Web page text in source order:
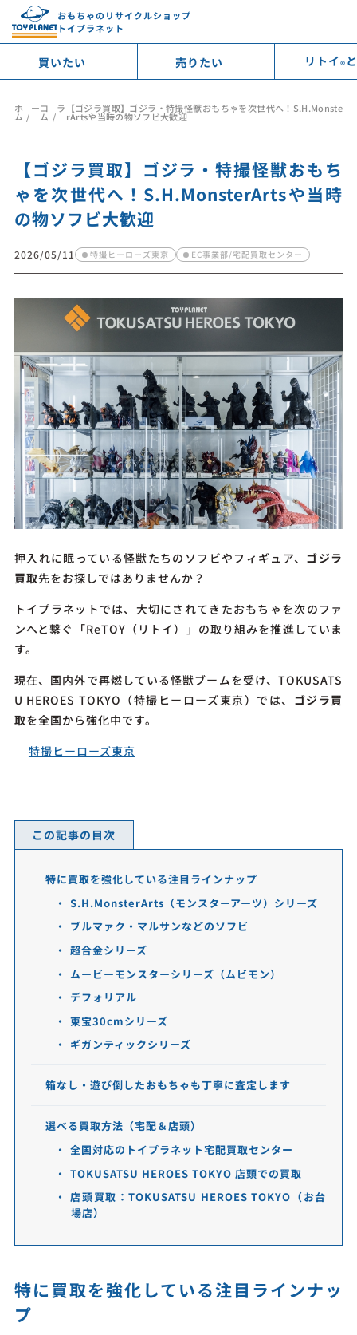
おもちゃのリサイクルショップ
トイプラネット
買いたい 売りたい リトイ®︎
ホー
ム
コラ
ム
【ゴジラ買取】ゴジラ・特撮怪獣おもちゃを次世代へ！S.H.Monste
rArtsや当時の物ソフビ大歓迎
【ゴジラ買取】ゴジラ・特撮怪獣おもち
ゃを次世代へ！S.H.MonsterArtsや当時
の物ソフビ大歓迎
2026/05/11 特撮ヒーローズ東京 EC事業部/宅配買取センター
押入れに眠っている怪獣たちのソフビやフィギュア、 ゴジラ
買取先をお探しではありませんか？
トイプラネットでは、大切にされてきたおもちゃを次のファ
ンへと繋ぐ「ReTOY（リトイ）」の取り組みを推進していま
す。
現在、国内外で再燃している怪獣ブームを受け、TOKUSATS
U HEROES TOKYO（特撮ヒーローズ東京）では、 ゴジラ買
取を全国から強化中です。
特撮ヒーローズ東京
この記事の目次
特に買取を強化している注目ラインナップ
S.H.MonsterArts（モンスターアーツ）シリーズ
ブルマァク・マルサンなどのソフビ
超合金シリーズ
ムービーモンスターシリーズ（ムビモン）
デフォリアル
東宝30cmシリーズ
ギガンティックシリーズ
箱なし・遊び倒したおもちゃも丁寧に査定します
選べる買取方法（宅配＆店頭）
全国対応のトイプラネット宅配買取センター
TOKUSATSU HEROES TOKYO 店頭での買取
店頭買取：TOKUSATSU HEROES TOKYO（お台
場店）
特に買取を強化している注目ラインナッ
プ